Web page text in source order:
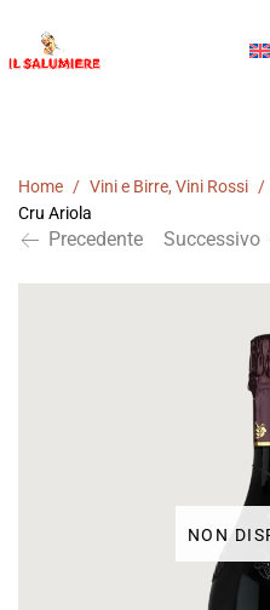
Home / Vini e Birre, Vini Rossi /
Cru Ariola
Precedente Successivo
NON